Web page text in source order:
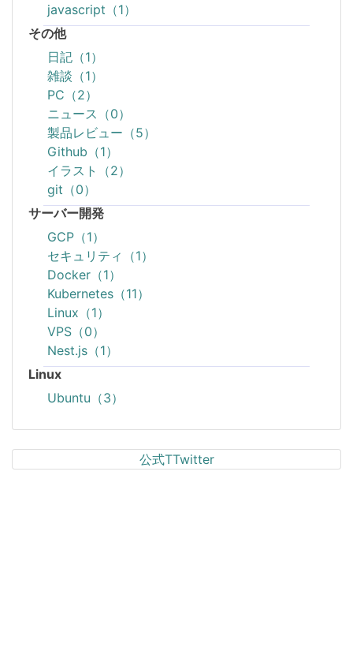
javascript（1）
その他
日記（1）
雑談（1）
PC（2）
ニュース（0）
製品レビュー（5）
Github（1）
イラスト（2）
git（0）
サーバー開発
GCP（1）
セキュリティ（1）
Docker（1）
Kubernetes（11）
Linux（1）
VPS（0）
Nest.js（1）
Linux
Ubuntu（3）
公式TTwitter